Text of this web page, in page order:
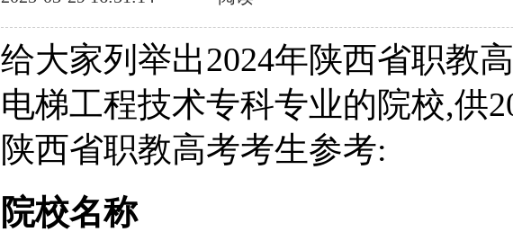
给大家列举出2024年陕西省职教
电梯工程技术专科专业的院校,供
陕西省职教高考考生参考:
院校名称